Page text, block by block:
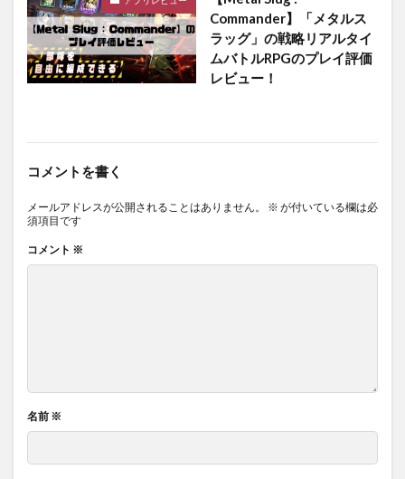
Commander】「メタルス
ラッグ」の戦略リアルタイ
ムバトルRPGのプレイ評価
レビュー！
コメントを書く
メールアドレスが公開されることはありません。 ※ が付いている欄は必
須項目です
コメント ※
名前 ※